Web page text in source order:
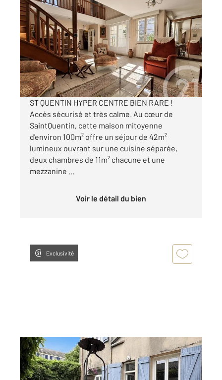
ST QUENTIN 02
96,64 m2, 3 pièces
Ref : 13721
Maison à vendre
159 700 €
Visiter le site dédié
ST QUENTIN HYPER CENTRE BIEN RARE !
Accès sécurisé et très calme. Au cœur de
SaintQuentin, cette maison mitoyenne
d'environ 100m² offre un séjour de 42m²
lumineux ouvrant sur une cuisine séparée,
deux chambres de 11m² chacune et une
mezzanine ...
Voir le détail du bien
Exclusivité
ST QUENTIN 02
169,38 m2, 5 pièces
Ref : 13472